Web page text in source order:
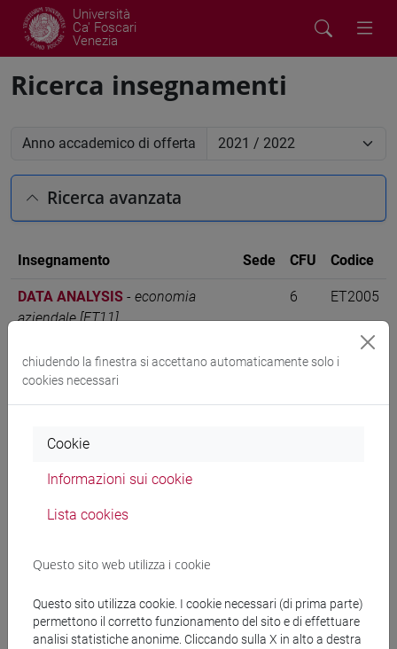
Università
Ca' Foscari
Venezia
Ricerca insegnamenti
Anno accademico di offerta
Ricerca avanzata
Insegnamento Sede CFU Codice
DATA ANALYSIS - economia
aziendale [ET11]
6 ET2005
Cerca nel sito
Ricerca persone
Ricerca insegnamenti
Ricerca aule
Ricerca sedi
Ricerca strutture
chiudendo la finestra si accettano automaticamente solo i
cookies necessari
Cookie
Informazioni sui cookie
Lista cookies
Questo sito web utilizza i cookie
Questo sito utilizza cookie. I cookie necessari (di prima parte)
permettono il corretto funzionamento del sito e di effettuare
analisi statistiche anonime. Cliccando sulla X in alto a destra